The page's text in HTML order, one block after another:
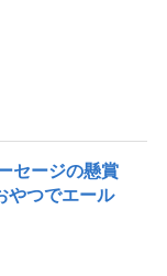
セージの懸賞
やつでエール